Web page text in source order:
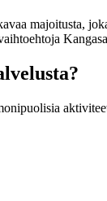
majoitusta,